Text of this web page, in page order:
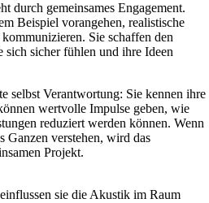
durch gemeinsames Engagement.
Beispiel vorangehen, realistische
Sie schaffen den
sicher fühlen und ihre Ideen
selbst Verantwortung: Sie kennen ihre
wertvolle Impulse geben, wie
reduziert werden können. Wenn
Ganzen verstehen, wird das
Projekt.
sie die Akustik im Raum